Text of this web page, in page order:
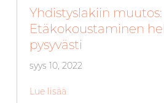
Yhdistyslakiin muutos:
Etäkokoustaminen
pysyvästi
syys 10, 2022
Lue lisää